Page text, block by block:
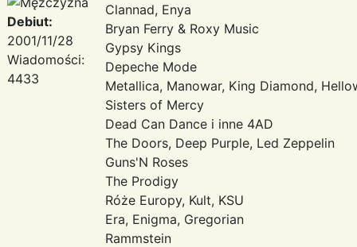
Debiut:
2001/11/28
Wiadomości:
4433
Clannad, Enya
Bryan Ferry & Roxy Music
Gypsy Kings
Depeche Mode
Metallica, Manowar, King Diamond,
Sisters of Mercy
Dead Can Dance i inne 4AD
The Doors, Deep Purple, Led Zeppelin
Guns'N Roses
The Prodigy
Róże Europy, Kult, KSU
Era, Enigma, Gregorian
Rammstein